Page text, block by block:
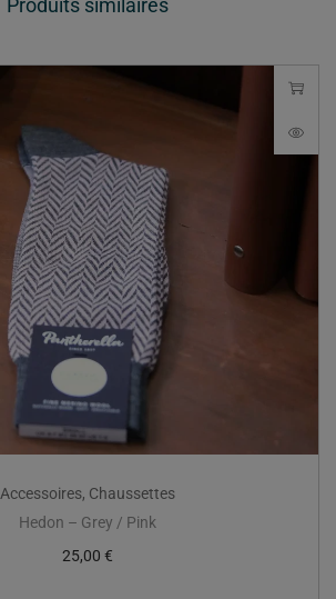
Produits similaires
Accessoires, Chaussettes
Hedon – Grey / Pink
25,00 €